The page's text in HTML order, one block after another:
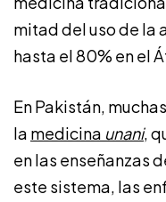
mitad del uso de la
hasta el 80% en el
En Pakistán,
la medicina unani,
en las enseñanzas
este sistema, las